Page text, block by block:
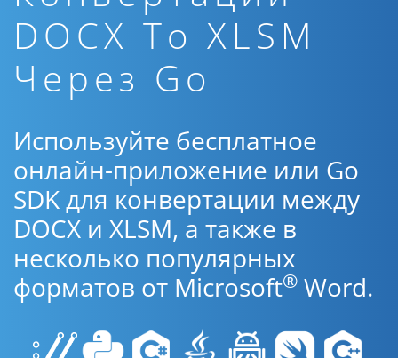
DOCX To XLSM
Через Go
Используйте бесплатное
онлайн-приложение или Go
SDK для конвертации между
DOCX и XLSM, а также в
несколько популярных
форматов от Microsoft® Word.